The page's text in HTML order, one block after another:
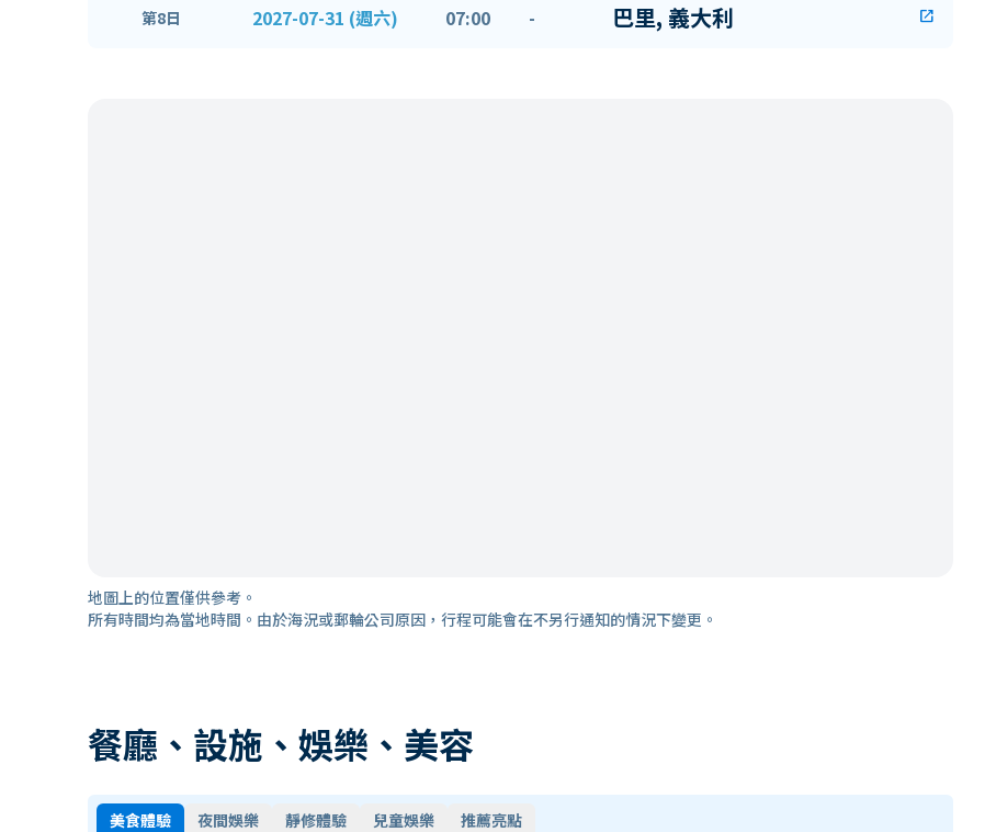
第8日 2027-07-31 (週六) 07:00 - 巴里, 義大利 open_in_new
地圖上的位置僅供參考。
所有時間均為當地時間。由於海況或郵輪公司原因，行程可能會在不另行通知的情況下變更。
餐廳、設施、娛樂、美容
美食體驗 夜間娛樂 靜修體驗 兒童娛樂 推薦亮點